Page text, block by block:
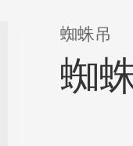
蜘蛛吊
蜘